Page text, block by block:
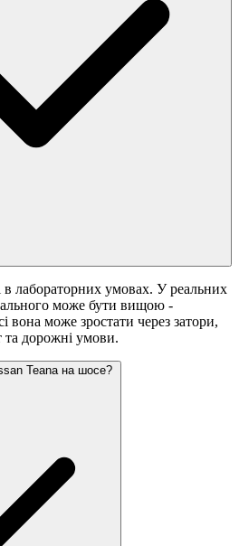
в лабораторних умовах. У реальних
може бути вищою -
вона може зростати через затори,
та дорожні умови.
Teana на шосе?